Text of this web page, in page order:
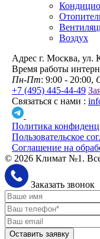
Воздух
Адрес г. Москва, ул.
Время работы
Пн-Пт: 9:00 - 20:00,
+7 (495) 445-44-49
Связаться с нами :
Политика
Пользовательское
Соглашение на
© 2026 Климат №1.
Заказать звонок
Оставить заявку